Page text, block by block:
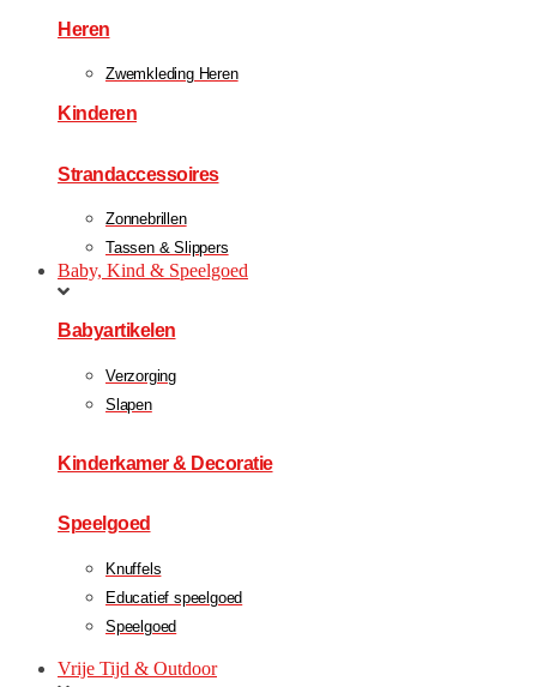
Heren
Zwemkleding Heren
Kinderen
Strandaccessoires
Zonnebrillen
Tassen & Slippers
Baby, Kind & Speelgoed
Babyartikelen
Verzorging
Slapen
Kinderkamer & Decoratie
Speelgoed
Knuffels
Educatief speelgoed
Speelgoed
Vrije Tijd & Outdoor